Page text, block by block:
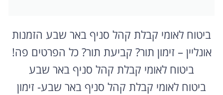
ביטוח לאומי קבלת קהל סניף באר שבע הזמנות
אונליין – זימון תור? קביעת תור? כל הפרטים פה!
ביטוח לאומי קבלת קהל סניף באר שבע
ביטוח לאומי קבלת קהל סניף באר שבע- זימון